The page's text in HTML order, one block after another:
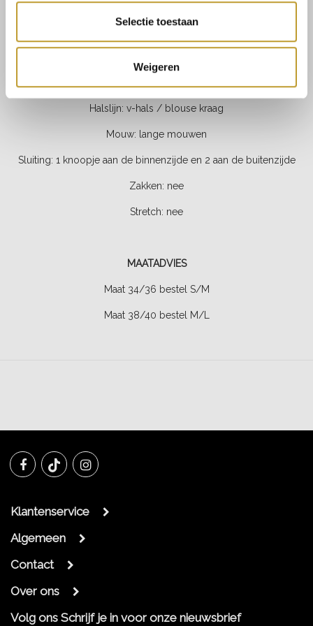
Selectie toestaan
Weigeren
Voering: 100% polyester
Halslijn: v-hals / blouse kraag
Mouw: lange mouwen
Sluiting: 1 knoopje aan de binnenzijde en 2 aan de buitenzijde
Zakken: nee
Stretch: nee
MAATADVIES
Maat 34/36 bestel S/M
Maat 38/40 bestel M/L
Klantenservice
Algemeen
Contact
Over ons
Volg ons Schrijf je in voor onze nieuwsbrief